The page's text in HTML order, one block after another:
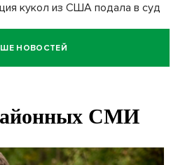
кукол из США подала в суд
объявил бесплатную
25 тысяч
НОВОСТЕЙ